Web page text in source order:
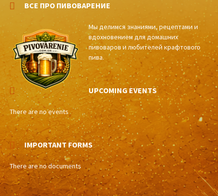
ВСЕ ПРО ПИВОВАРЕНИЕ
Мы делимся знаниями, рецептами и
вдохновением для домашних
пивоваров и любителей крафтового
пива.
UPCOMING EVENTS
There are no events
IMPORTANT FORMS
There are no documents